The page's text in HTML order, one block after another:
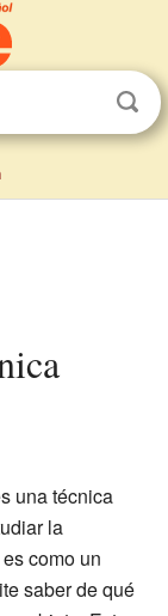
una técnica
la
como un
saber de qué